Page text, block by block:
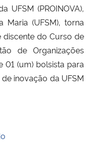
UFSM (PROINOVA),
Maria (UFSM), torna
do Curso de
de Organizações
01 (um) bolsista para
inovação da UFSM